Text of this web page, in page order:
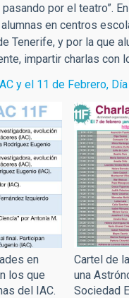
por el teatro”.
en centros
Tenerife, y por la que
impartir charlas con
y el 11 de Febrero,
en
los que
del IAC.
Cartel de
una
Sociedad